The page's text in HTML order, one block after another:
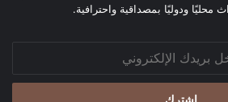
محليًا ودوليًا بمصداقية واحترافية.